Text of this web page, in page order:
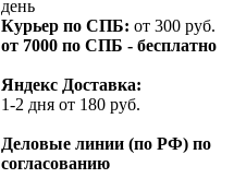
день
Курьер по СПБ: от 300 руб.
от 7000 по СПБ - бесплатно
Яндекс Доставка:
1-2 дня от 180 руб.
Деловые линии (по РФ) по
согласованию